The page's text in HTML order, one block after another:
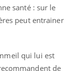
santé : sur le
peut entrainer
qui lui est
de